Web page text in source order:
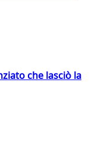
che lasciò la